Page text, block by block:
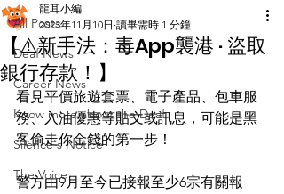
All Posts
Deaf News
Career News
Know more about the Deaf
Silence's Notice
The Voice
【⚠️新手法：毒App襲港 · 盜取
銀行存款！】
龍耳小編
2023年11月10日 讀畢需時 1 分鐘
看見平價旅遊套票、電子產品、包車服
務、入油優惠等貼文或訊息，可能是黑
客偷走你金錢的第一步！
警方由9月至今已接報至少6宗有關報